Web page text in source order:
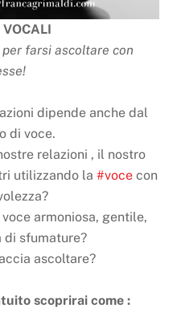
farsi ascoltare con
dipende anche dal
di voce.
relazioni , il nostro
utilizzando la #vocecon
armoniosa, gentile,
di sfumature?
ascoltare?
scoprirai come :